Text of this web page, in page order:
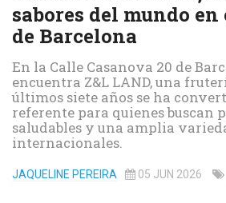
sabores del mundo
de Barcelona
En la Calle Casanova 20 de
encuentra Z&L LAND, una
últimos siete años se ha
referente para quienes buscan
saludables y una amplia
internacionales.
JAQUELINE PEREIRA 05 JUN 2026